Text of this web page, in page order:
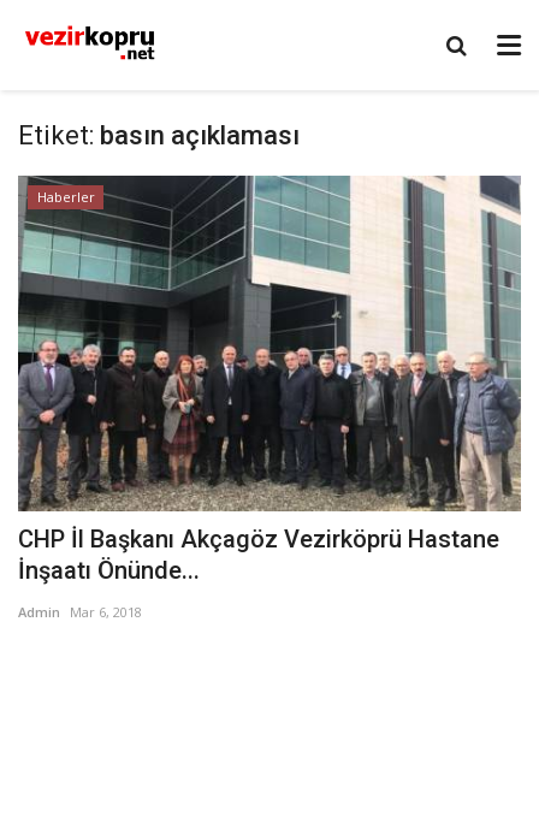
Etiket: basın açıklaması
Haberler
CHP İl Başkanı Akçagöz Vezirköprü Hastane
İnşaatı Önünde...
Admin Mar 6, 2018